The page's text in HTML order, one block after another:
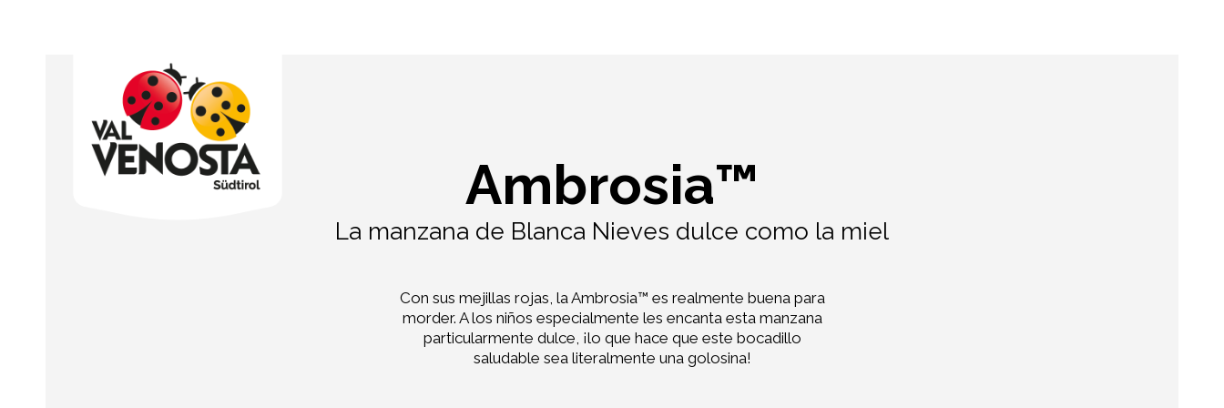
Ambrosia™
La manzana de Blanca Nieves dulce como la miel
Con sus mejillas rojas, la Ambrosia™ es realmente buena para
morder. A los niños especialmente les encanta esta manzana
particularmente dulce, ¡lo que hace que este bocadillo
saludable sea literalmente una golosina!